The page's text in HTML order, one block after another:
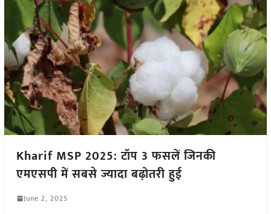
Kharif MSP 2025: टॉप 3 फसलें जिनकी
एमएसपी में सबसे ज्यादा बढ़ोतरी हुई
June 2, 2025